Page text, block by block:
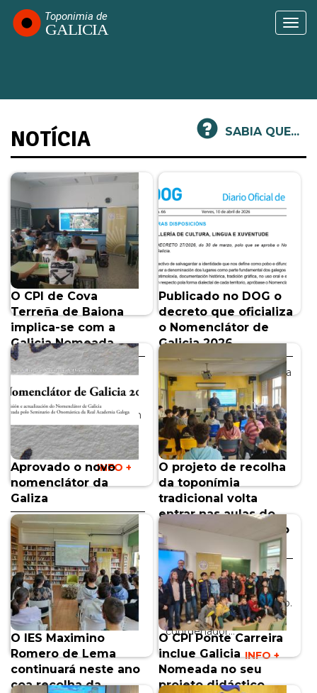
Passar
para
SABIA QUE...
NOTÍCIA
O CPI de Cova
Terreña de Baiona
implica-se com a
Galicia Nomeada
Galicia Nomeada
continua a somar
estabelecimentos de
ensino colaboradores em
todo o país. Um dos
últimos a…
INFO +
Publicado no DOG o
decreto que oficializa
o Nomenclátor de
Galicia 2026
No Diário Oficial da Galiza
número 66 de 10 de abril
pode consultar-se o
Decreto 27/2026, de 30
de março,…
INFO +
Aprovado o novo
nomenclátor da
Galiza
O Consello da Xunta de
Galicia aprovou esta
segunda-feira a proposta
de revisão, correção e
atualização do…
INFO +
O projeto de recolha
da toponímia
tradicional volta
entrar nas aulas do
IES Poeta Díaz Castro
de Guitiriz
O Galicia Nomeada volta
a entrar nas salas de aula
da IES Poeta Díaz Castro.
Vicente Feijoo,
coordenador…
INFO +
O IES Maximino
Romero de Lema
continuará neste ano
coa recolha da
O CPI Ponte Carreira
inclue Galicia
Nomeada no seu
projeto didáctico